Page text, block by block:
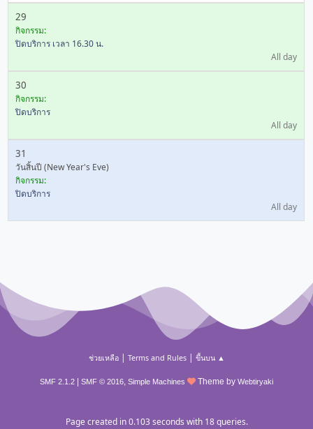
29
กิจกรรม:
ปิดบริการ เวลา 16.30 น.
All day
30
กิจกรรม:
ปิดบริการ
All day
31
วันสิ้นปี (New Year's Eve)
กิจกรรม:
ปิดบริการ
All day
ช่วยเหลือ| Terms and Rules| ขึ้นบน ▲
SMF 2.1.2 SMF © 2016, Simple Machines Theme by Webtiryaki
Page created in 0.103 seconds with 18 queries.